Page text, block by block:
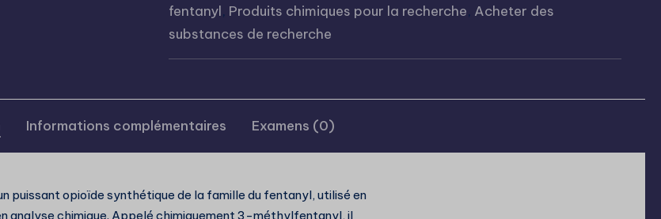
fentanyl, Produits chimiques pour la recherche, Acheter des
substances de recherche
Informations complémentaires Examens (0)
puissant opioïde synthétique de la famille du fentanyl, utilisé en
analyse chimique. Appelé chimiquement 3-méthylfentanyl, il